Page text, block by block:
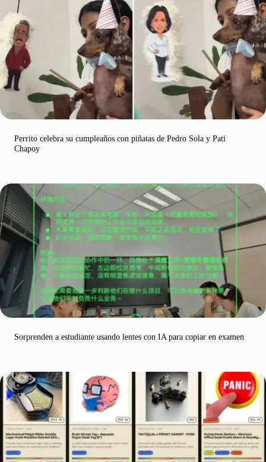
Perrito celebra su cumpleaños con piñatas de Pedro Sola y Pati
Chapoy
Sorprenden a estudiante usando lentes con IA para copiar en examen